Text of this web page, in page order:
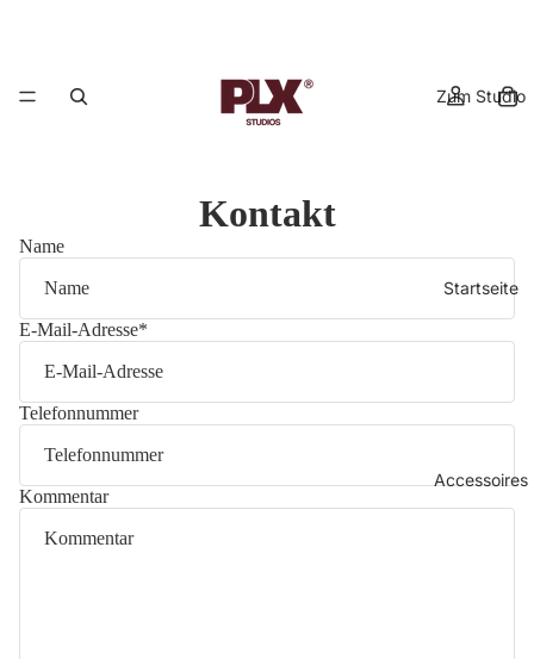
Zum Studio
Startseite
Accessoires
Kontakt
Name
E-Mail-Adresse*
Telefonnummer
Kommentar